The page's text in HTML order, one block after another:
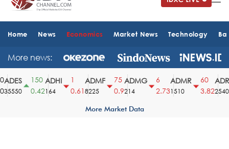
Home News Economics Market News Technology
More news:
150
0.42
ADHI
164
0.61
ADMF
8225
75
0.9
ADMG
214
2.73
ADMR
1510
60
3.82
ADRO
2540
More Market Data